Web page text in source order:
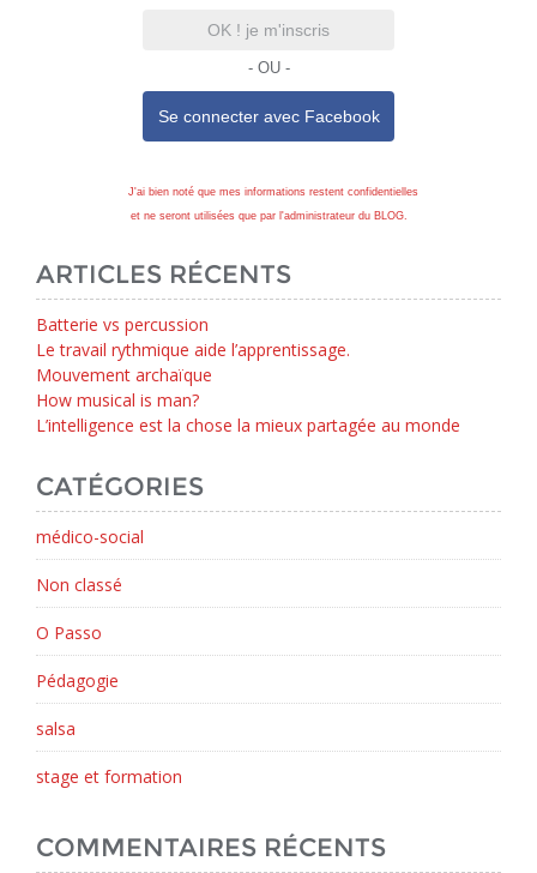
OK ! je m'inscris
- OU -
Se connecter avec Facebook
J'ai bien noté que mes informations restent confidentielles
et ne seront utilisées que par l'administrateur du BLOG.
ARTICLES RÉCENTS
Batterie vs percussion
Le travail rythmique aide l’apprentissage.
Mouvement archaïque
How musical is man?
L’intelligence est la chose la mieux partagée au monde
CATÉGORIES
médico-social
Non classé
O Passo
Pédagogie
salsa
stage et formation
COMMENTAIRES RÉCENTS